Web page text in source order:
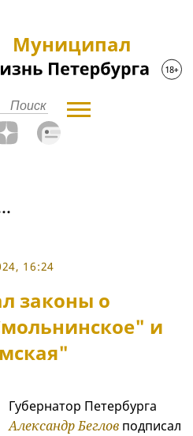
Муниципал
16:24
законы о
и
Губернатор Петербурга
Александр Бегловподписал